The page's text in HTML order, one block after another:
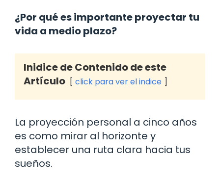
¿Por qué es importante proyectar tu
vida a medio plazo?
Inidice de Contenido de este
Artículo
click para ver el indice
La proyección personal a cinco años
es como mirar al horizonte y
establecer una ruta clara hacia tus
sueños.